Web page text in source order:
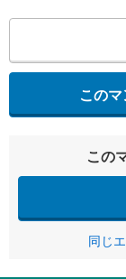
この
この
同じ